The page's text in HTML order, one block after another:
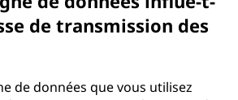
de transmission des
de données que vous utilisez